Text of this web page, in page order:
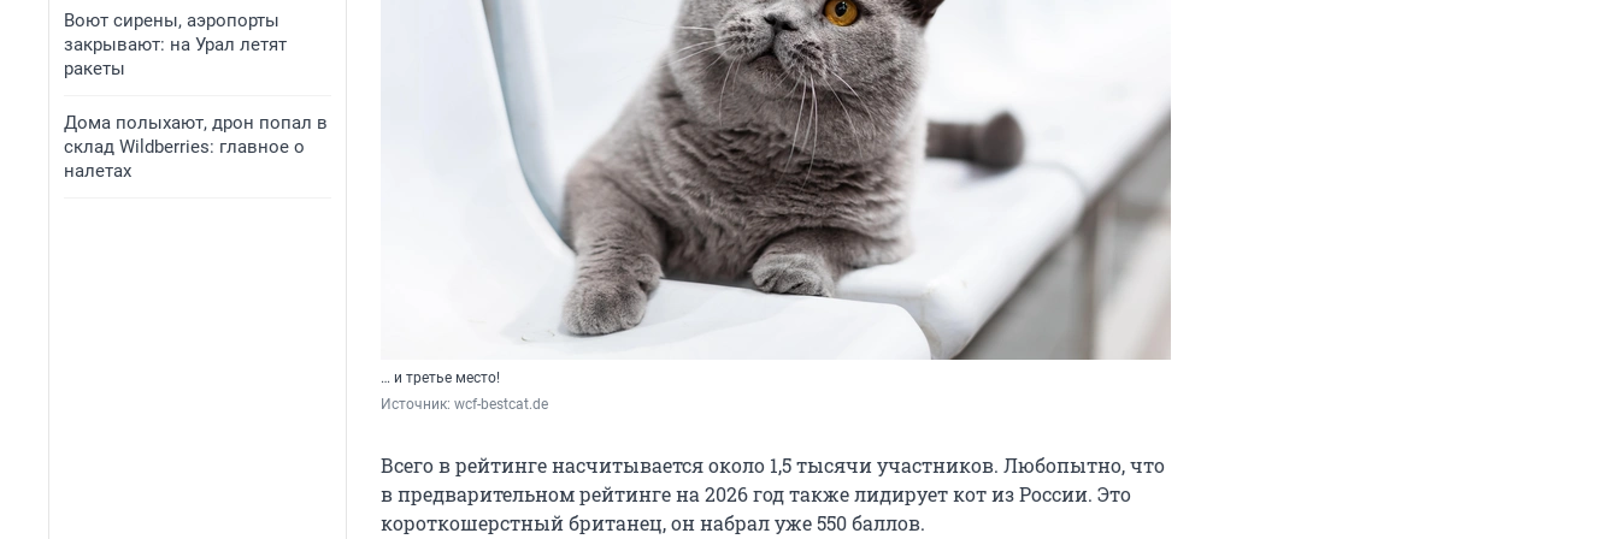
Воют сирены, аэропорты
закрывают: на Урал летят
ракеты
Дома полыхают, дрон попал в
склад Wildberries: главное о
налетах
… и третье место!
Источник: wcf-bestcat.de
Всего в рейтинге насчитывается около 1,5 тысячи участников. Любопытно, что
в предварительном рейтинге на 2026 год также лидирует кот из России. Это
короткошерстный британец, он набрал уже 550 баллов.